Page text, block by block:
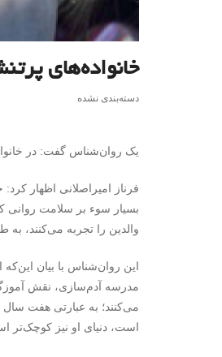
خانواده‌های
دسته‌بندی نشده
یک روان‌شناس گفت: در
‌‌فرناز امیراصلانی ‌اظهار
بسیار سوء بر سلامت روانی
والدین را تجربه می‌کنند،
این روان‌شناس با بیان این‌که
مدرسه آدم‌سازی، نقش
می‌کنند؛ به عبارتی هفت
است، دنیای او نیز کوچک‌تر